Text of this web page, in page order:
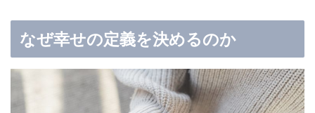
なぜ幸せの定義を決めるのか